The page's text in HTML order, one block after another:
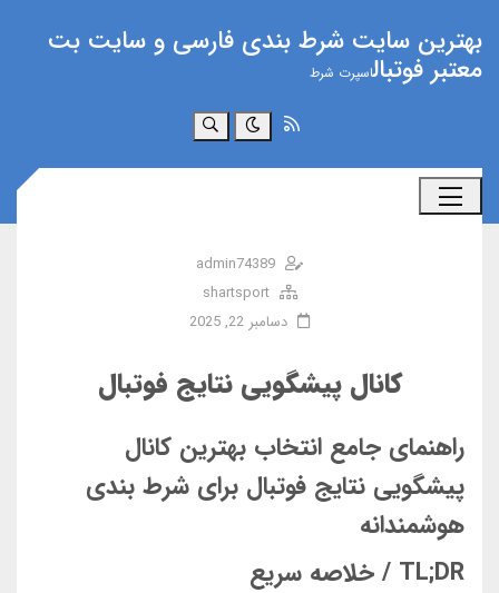
بهترین سایت شرط بندی فارسی و سایت بت
معتبر فوتبالاسپرت شرط
جستجو
admin74389
shartsport
دسامبر 22, 2025
کانال پیشگویی نتایج فوتبال
راهنمای جامع انتخاب بهترین کانال
پیشگویی نتایج فوتبال برای شرط بندی
هوشمندانه
TL;DR / خلاصه سریع